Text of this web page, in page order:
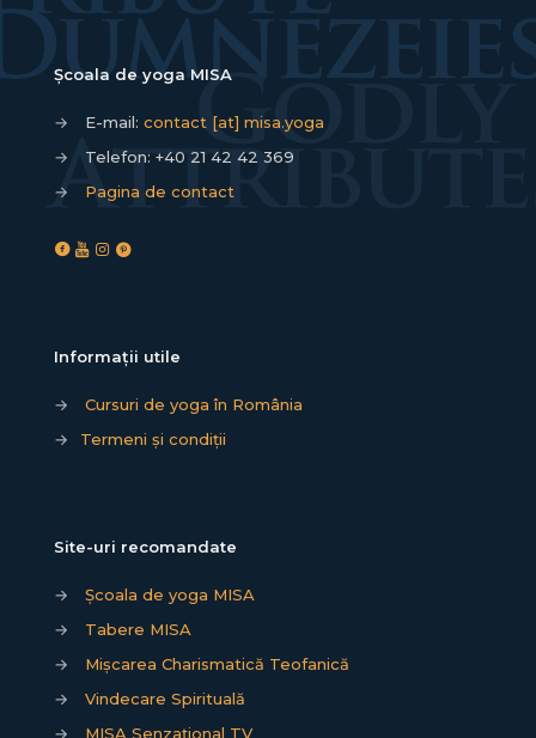
Școala de yoga MISA
→ E-mail: contact [at] misa.yoga
→
Telefon: +40 21 42 42 369
→
Pagina de contact
Informații utile
→
Cursuri de yoga în România
→
Termeni și condiții
Site-uri recomandate
→
Școala de yoga MISA
→
Tabere MISA
→
Mișcarea Charismatică Teofanică
→
Vindecare Spirituală
→
MISA Senzațional TV